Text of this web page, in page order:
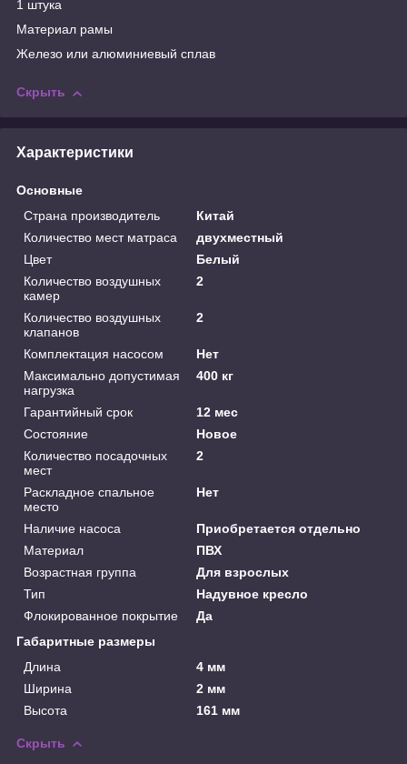
1 штука
Материал рамы
Железо или алюминиевый сплав
Скрыть
Характеристики
Основные
Страна производитель
Китай
Количество мест матраса
двухместный
Цвет
Белый
Количество воздушных
камер
2
Количество воздушных
клапанов
2
Комплектация насосом
Нет
Максимально допустимая
нагрузка
400 кг
Гарантийный срок
12 мес
Состояние
Новое
Количество посадочных
мест
2
Раскладное спальное
место
Нет
Наличие насоса
Приобретается отдельно
Материал
ПВХ
Возрастная группа
Для взрослых
Тип
Надувное кресло
Флокированное покрытие
Да
Габаритные размеры
Длина
4 мм
Ширина
2 мм
Высота
161 мм
Скрыть